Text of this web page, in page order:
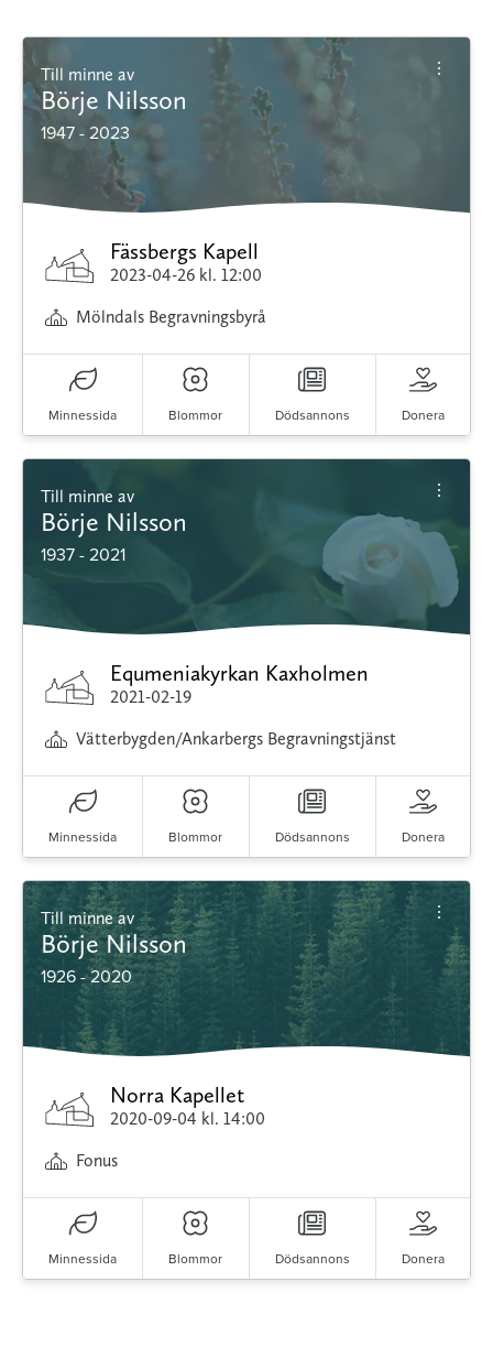
Till minne av
Börje Nilsson
1947 - 2023
Fässbergs Kapell
2023-04-26 kl. 12:00
Mölndals Begravningsbyrå
Minnessida Blommor Dödsannons Donera
Till minne av
Börje Nilsson
1937 - 2021
Equmeniakyrkan Kaxholmen
2021-02-19
Vätterbygden/Ankarbergs Begravningstjänst
Minnessida Blommor Dödsannons Donera
Till minne av
Börje Nilsson
1926 - 2020
Norra Kapellet
2020-09-04 kl. 14:00
Fonus
Minnessida Blommor Dödsannons Donera